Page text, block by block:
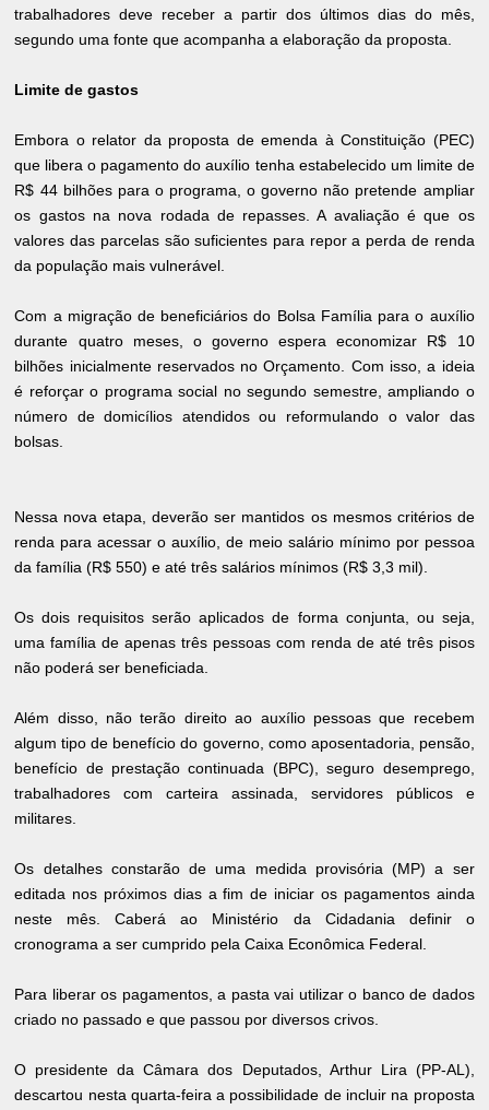
trabalhadores deve receber a partir dos últimos dias do mês,
segundo uma fonte que acompanha a elaboração da proposta.
Limite de gastos
Embora o relator da proposta de emenda à Constituição (PEC)
que libera o pagamento do auxílio tenha estabelecido um limite de
R$ 44 bilhões para o programa, o governo não pretende ampliar
os gastos na nova rodada de repasses. A avaliação é que os
valores das parcelas são suficientes para repor a perda de renda
da população mais vulnerável.
Com a migração de beneficiários do Bolsa Família para o auxílio
durante quatro meses, o governo espera economizar R$ 10
bilhões inicialmente reservados no Orçamento. Com isso, a ideia
é reforçar o programa social no segundo semestre, ampliando o
número de domicílios atendidos ou reformulando o valor das
bolsas.
Nessa nova etapa, deverão ser mantidos os mesmos critérios de
renda para acessar o auxílio, de meio salário mínimo por pessoa
da família (R$ 550) e até três salários mínimos (R$ 3,3 mil).
Os dois requisitos serão aplicados de forma conjunta, ou seja,
uma família de apenas três pessoas com renda de até três pisos
não poderá ser beneficiada.
Além disso, não terão direito ao auxílio pessoas que recebem
algum tipo de benefício do governo, como aposentadoria, pensão,
benefício de prestação continuada (BPC), seguro desemprego,
trabalhadores com carteira assinada, servidores públicos e
militares.
Os detalhes constarão de uma medida provisória (MP) a ser
editada nos próximos dias a fim de iniciar os pagamentos ainda
neste mês. Caberá ao Ministério da Cidadania definir o
cronograma a ser cumprido pela Caixa Econômica Federal.
Para liberar os pagamentos, a pasta vai utilizar o banco de dados
criado no passado e que passou por diversos crivos.
O presidente da Câmara dos Deputados, Arthur Lira (PP-AL),
descartou nesta quarta-feira a possibilidade de incluir na proposta